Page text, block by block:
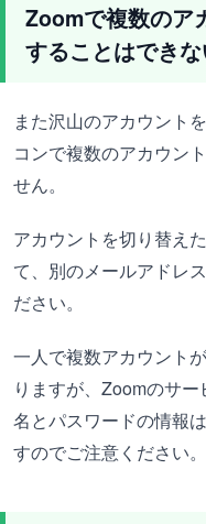
Zoomで複数のア
することはでき
また沢山のアカウント
コンで複数のアカウン
せん。
アカウントを切り替え
て、別のメールアドレ
ださい。
一人で複数アカウント
りますが、Zoomのサ
名とパスワードの情報
すのでご注意ください。